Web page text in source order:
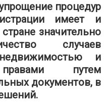
процедур
имеет и
значительно
случаев
и
путем
документов, в